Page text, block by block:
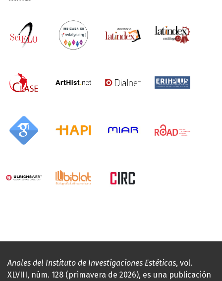
Anales del Instituto de Investigaciones Estéticas, vol.
XLVIII, núm. 128 (primavera de 2026), es una publicación